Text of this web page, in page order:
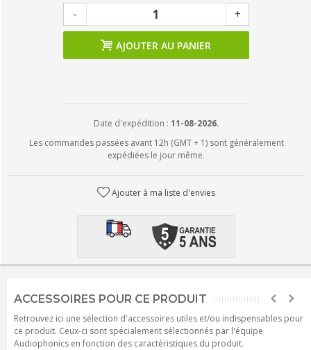
- +
AJOUTER AU PANIER
Date d'expédition : 11-08-2026.
Les commandes passées avant 12h (GMT + 1) sont généralement
expédiées le jour même.
Ajouter à ma liste d'envies
ACCESSOIRES POUR CE PRODUIT
Retrouvez ici une sélection d'accessoires utiles et/ou indispensables pour
ce produit. Ceux-ci sont spécialement sélectionnés par l'équipe
Audiophonics en fonction des caractéristiques du produit.